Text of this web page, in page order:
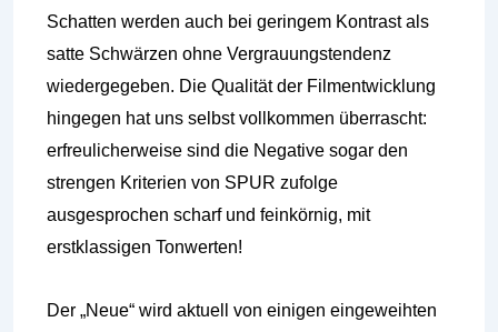
Schatten werden auch bei geringem Kontrast als
satte Schwärzen ohne Vergrauungstendenz
wiedergegeben. Die Qualität der Filmentwicklung
hingegen hat uns selbst vollkommen überrascht:
erfreulicherweise sind die Negative sogar den
strengen Kriterien von SPUR zufolge
ausgesprochen scharf und feinkörnig, mit
erstklassigen Tonwerten!
Der „Neue“ wird aktuell von einigen eingeweihten